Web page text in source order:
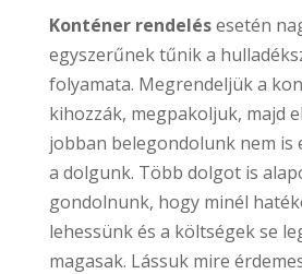
Konténer rendelésesetén
egyszerűnek tűnik a
folyamata. Megrendeljük a
kihozzák, megpakoljuk, majd
jobban belegondolunk nem is
a dolgunk. Több dolgot is
gondolnunk, hogy minél
lehessünk és a költségek se
magasak. Lássuk mire